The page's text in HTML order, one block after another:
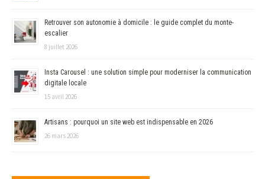
Retrouver son autonomie à domicile : le guide complet du monte-
escalier
8 juillet 2026
Insta Carousel : une solution simple pour moderniser la communication
digitale locale
15 avril 2026
Artisans : pourquoi un site web est indispensable en 2026
26 mars 2026